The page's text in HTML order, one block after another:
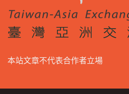
本站文章不代表合作者立場